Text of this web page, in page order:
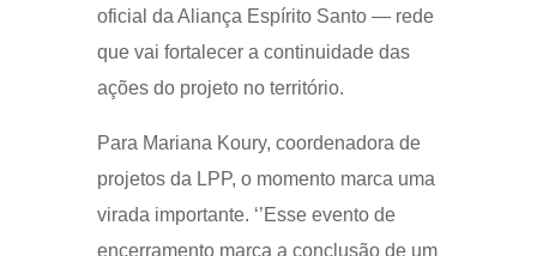
oficial da Aliança Espírito Santo — rede
que vai fortalecer a continuidade das
ações do projeto no território.
Para Mariana Koury, coordenadora de
projetos da LPP, o momento marca uma
virada importante. ‘’Esse evento de
encerramento marca a conclusão de um